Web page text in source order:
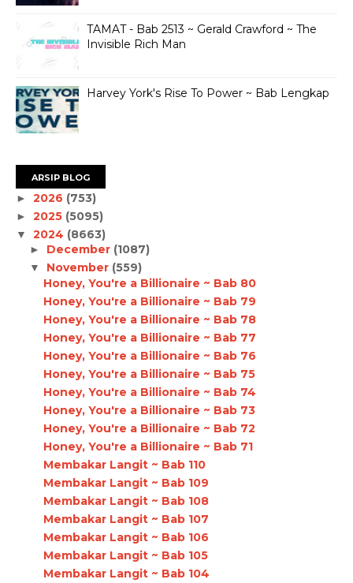
TAMAT - Bab 2513 ~ Gerald Crawford ~ The
Invisible Rich Man
Harvey York's Rise To Power ~ Bab Lengkap
ARSIP BLOG
► 2026 (753)
► 2025 (5095)
▼ 2024 (8663)
► December (1087)
▼ November (559)
Honey, You're a Billionaire ~ Bab 80
Honey, You're a Billionaire ~ Bab 79
Honey, You're a Billionaire ~ Bab 78
Honey, You're a Billionaire ~ Bab 77
Honey, You're a Billionaire ~ Bab 76
Honey, You're a Billionaire ~ Bab 75
Honey, You're a Billionaire ~ Bab 74
Honey, You're a Billionaire ~ Bab 73
Honey, You're a Billionaire ~ Bab 72
Honey, You're a Billionaire ~ Bab 71
Membakar Langit ~ Bab 110
Membakar Langit ~ Bab 109
Membakar Langit ~ Bab 108
Membakar Langit ~ Bab 107
Membakar Langit ~ Bab 106
Membakar Langit ~ Bab 105
Membakar Langit ~ Bab 104